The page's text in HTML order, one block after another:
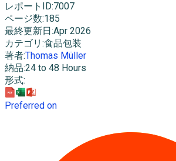
レポートID:7007
ページ数:185
最終更新日 :Apr 2026
カテゴリ :食品包装
著者:Thomas Müller
納品:24 to 48 Hours
形式:
Preferred on